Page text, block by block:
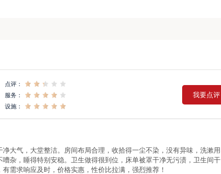
点评：
服务：
设施：
我要点评
大气，大堂整洁。房间布局合理，收拾得一尘不染，没有异味，洗漱用
杂，睡得特别安稳。卫生做得很到位，床单被罩干净无污渍，卫生间干
需求响应及时，价格实惠，性价比拉满，强烈推荐！